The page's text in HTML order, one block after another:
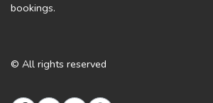
bookings.
© All rights reserved